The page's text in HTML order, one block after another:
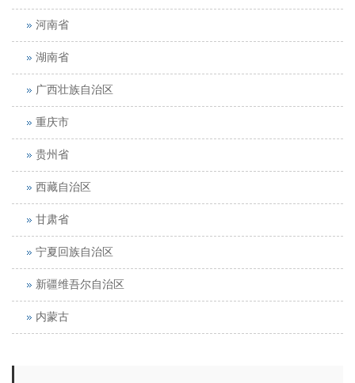
河南省
湖南省
广西壮族自治区
重庆市
贵州省
西藏自治区
甘肃省
宁夏回族自治区
新疆维吾尔自治区
内蒙古